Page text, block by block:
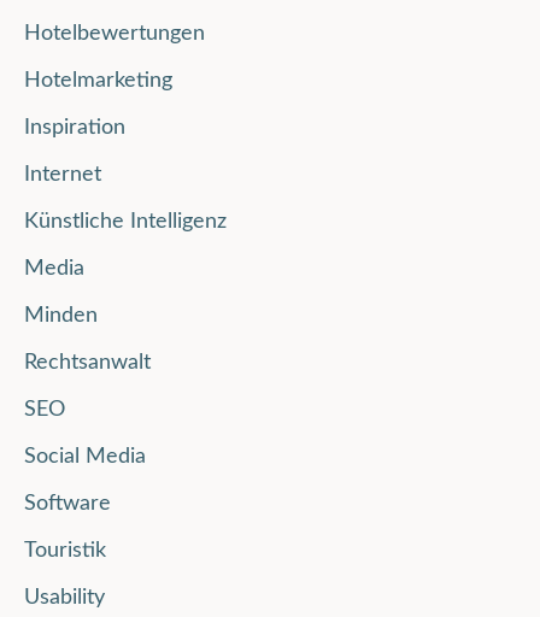
Hotelbewertungen
Hotelmarketing
Inspiration
Internet
Künstliche Intelligenz
Media
Minden
Rechtsanwalt
SEO
Social Media
Software
Touristik
Usability